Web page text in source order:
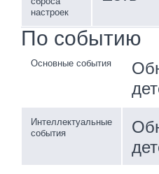
настроек
По событию
Основные события
Интеллектуальные
события